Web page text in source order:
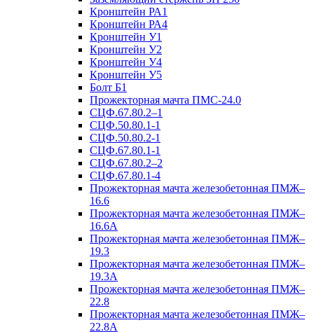
Кронштейн РА1
Кронштейн РА4
Кронштейн У1
Кронштейн У2
Кронштейн У4
Кронштейн У5
Болт Б1
Прожекторная мачта ПМС-24.0
СЦФ.67.80.2–1
СЦФ.50.80.1-1
СЦФ.50.80.2-1
СЦФ.67.80.1-1
СЦФ.67.80.2–2
СЦФ.67.80.1-4
Прожекторная мачта железобетонная ПМЖ–
16.6
Прожекторная мачта железобетонная ПМЖ–
16.6А
Прожекторная мачта железобетонная ПМЖ–
19.3
Прожекторная мачта железобетонная ПМЖ–
19.3А
Прожекторная мачта железобетонная ПМЖ–
22.8
Прожекторная мачта железобетонная ПМЖ–
22.8А